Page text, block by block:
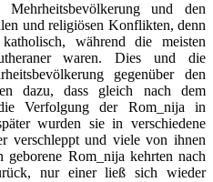
und den
und religiösen Konflikten, denn
während die meisten
waren. Dies und die
gegenüber den
dazu, dass gleich nach dem
Verfolgung der Rom_nija in
wurden sie in verschiedene
verschleppt und viele von ihnen
Rom_nija kehrten nach
nur einer ließ sich wieder